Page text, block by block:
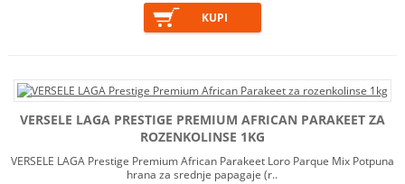
VERSELE LAGA PRESTIGE PREMIUM AFRICAN PARAKEET ZA
ROZENKOLINSE 1KG
VERSELE LAGA Prestige Premium African Parakeet Loro Parque Mix Potpuna
hrana za srednje papagaje (r..